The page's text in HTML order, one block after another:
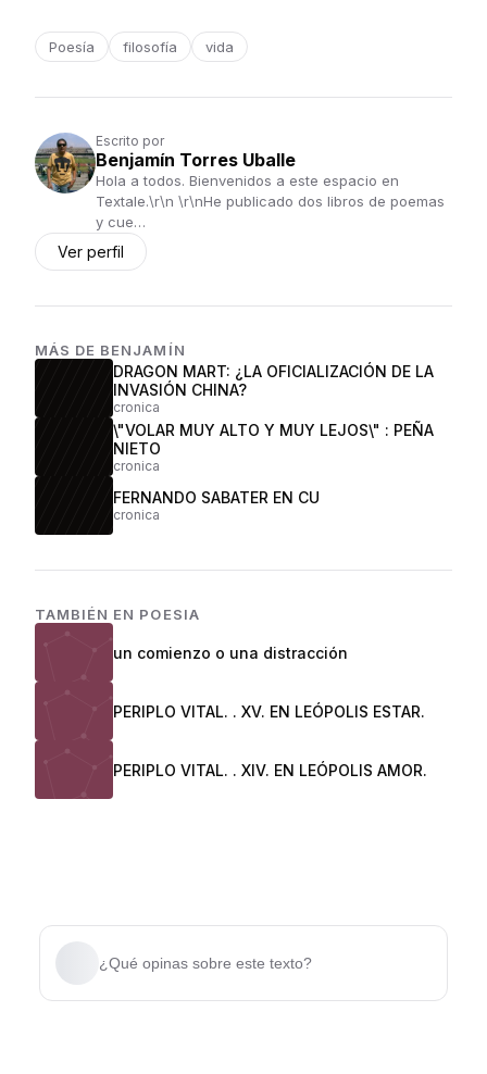
Poesía filosofía vida
Escrito por
Benjamín Torres Uballe
Hola a todos. Bienvenidos a este espacio en
Textale.\r\n \r\nHe publicado dos libros de poemas
y cue…
Ver perfil
MÁS DE BENJAMÍN
DRAGON MART: ¿LA OFICIALIZACIÓN DE LA
INVASIÓN CHINA?
cronica
\"VOLAR MUY ALTO Y MUY LEJOS\" : PEÑA
NIETO
cronica
FERNANDO SABATER EN CU
cronica
TAMBIÉN EN POESIA
un comienzo o una distracción
PERIPLO VITAL. . XV. EN LEÓPOLIS ESTAR.
PERIPLO VITAL. . XIV. EN LEÓPOLIS AMOR.
¿Qué opinas sobre este texto?